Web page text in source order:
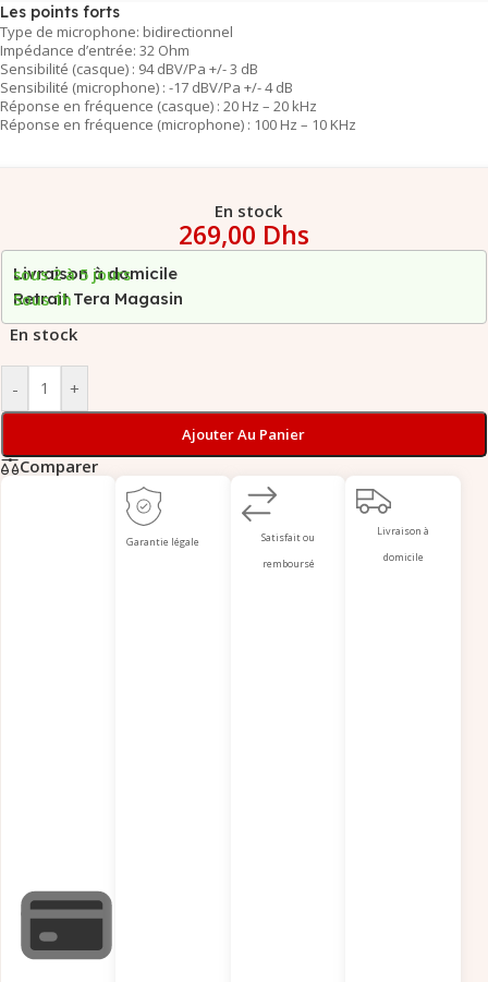
Les points forts
Type de microphone: bidirectionnel
Impédance d’entrée: 32 Ohm
Sensibilité (casque) : 94 dBV/Pa +/- 3 dB
Sensibilité (microphone) : -17 dBV/Pa +/- 4 dB
Réponse en fréquence (casque) : 20 Hz – 20 kHz
Réponse en fréquence (microphone) : 100 Hz – 10 KHz
En stock
269,00 Dhs
Livraison à domicile
sous 2 à 5 jours
Retrait Tera Magasin
Sous 1h
En stock
- +
Ajouter Au Panier
Comparer
Garantie légale
Satisfait ou
remboursé
Livraison à
domicile